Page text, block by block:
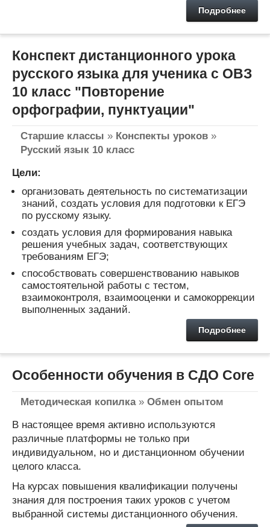
Подробнее
Конспект дистанционного урока
русского языка для ученика с ОВЗ
10 класс "Повторение
орфографии, пунктуации"
Старшие классы » Конспекты уроков »
Русский язык 10 класс
Цели:
организовать деятельность по систематизации
знаний, создать условия для подготовки к ЕГЭ
по русскому языку.
создать условия для формирования навыка
решения учебных задач, соответствующих
требованиям ЕГЭ;
способствовать совершенствованию навыков
самостоятельной работы с тестом,
взаимоконтроля, взаимооценки и самокоррекции
выполненных заданий.
Подробнее
Особенности обучения в СДО Core
Методическая копилка» Обмен опытом
В настоящее время активно используются
различные платформы не только при
индивидуальном, но и дистанционном обучении
целого класса.
На курсах повышения квалификации получены
знания для построения таких уроков с учетом
выбранной системы дистанционного обучения.